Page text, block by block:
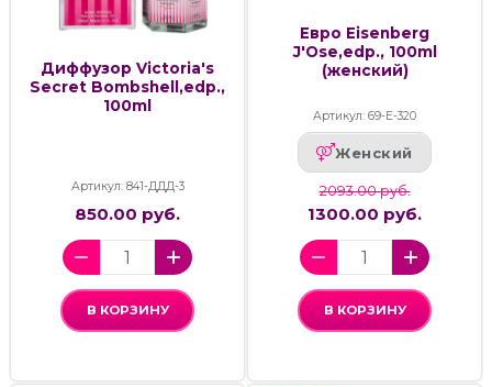
Диффузор Victoria's
Secret Bombshell,edp.,
100ml
Артикул: 841-ДДД-3
850.00 руб.
В КОРЗИНУ
Евро Eisenberg
J'Ose,edp., 100ml
(женский)
Артикул: 69-Е-320
Женский
2093.00 руб.
1300.00 руб.
В КОРЗИНУ